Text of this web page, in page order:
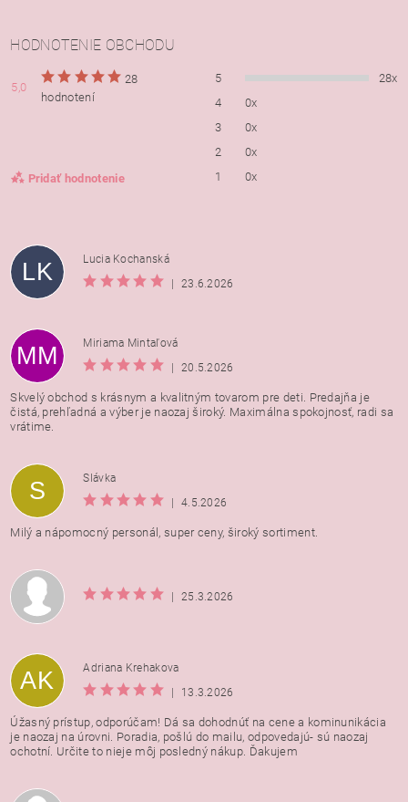
HODNOTENIE OBCHODU
5,0
28
hodnotení
Pridať hodnotenie
5
28x
4
0x
3
0x
2
0x
1
0x
Vložením hodnotenie súhlasíte s
osobných údajov
LK
Lucia Kochanská
|
23.6.2026
MM
Miriama Mintaľová
|
20.5.2026
Skvelý obchod s krásnym a kvalitným tovarom pre deti. Predajňa je
čistá, prehľadná a výber je naozaj široký. Maximálna spokojnosť, radi sa
vrátime.
S
Slávka
|
4.5.2026
Milý a nápomocný personál, super ceny, široký sortiment.
| 25.3.2026
AK
Adriana Krehakova
|
13.3.2026
Úžasný prístup, odporúčam! Dá sa dohodnúť na cene a kominunikácia
je naozaj na úrovni. Poradia, pošlú do mailu, odpovedajú- sú naozaj
ochotní. Určite to nieje môj posledný nákup. Ďakujem